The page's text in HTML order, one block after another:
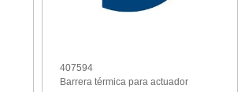
407594
Barrera térmica para actuador